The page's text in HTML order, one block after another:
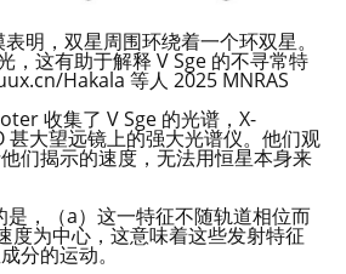
明，双星周围环绕着一个环双星。
，这有助于解释 V Sge 的不寻常特
Hakala 等人 2025 MNRAS
收集了 V Sge 的光谱，X-
甚大望远镜上的强大光谱仪。他们观
们揭示的速度，无法用恒星本身来
是，（a）这一特征不随轨道相位而
度为中心，这意味着这些发射特征
分的运动。